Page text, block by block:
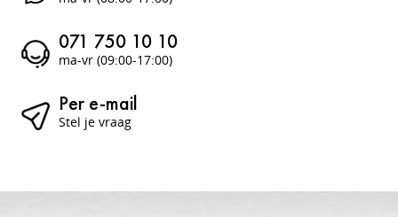
071 750 10 10
ma-vr (09:00-17:00)
Per e-mail
Stel je vraag